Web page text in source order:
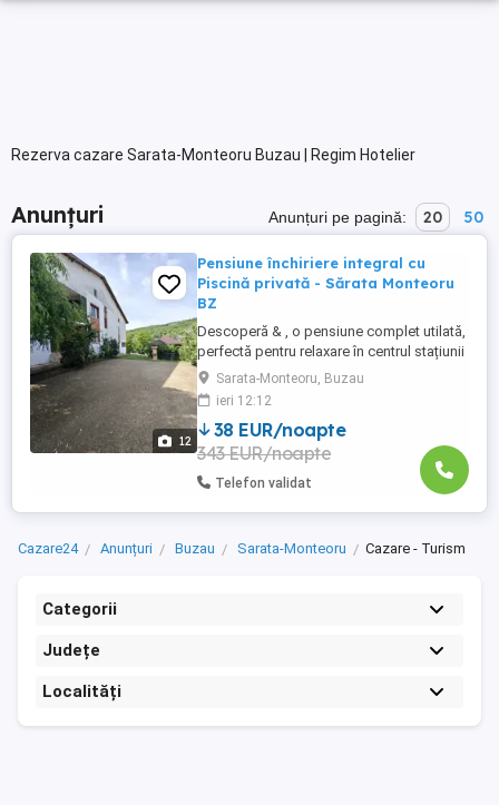
Rezerva cazare Sarata-Monteoru Buzau | Regim Hotelier
Anunțuri Anunțuri pe pagină: 20 50
12
Pensiune închiriere integral cu
Piscină privată - Sărata Monteoru
BZ
Descoperă & , o pensiune complet utilată,
perfectă pentru relaxare în centrul stațiunii
balneoclimaterice a , . Ideală pentru familii,
grupuri sau evenimente private poți
închiria camere individuale sau întreaga
locație (capacitate max. 20 pers). Bucură-
te de piscină privată cu apă sărată, foișor,
...
Sarata-Monteoru, Buzau
ieri 12:12
38 EUR/noapte
343 EUR/noapte
Telefon validat
Cazare24 Anunțuri Buzau Sarata-Monteoru Cazare - Turism
Categorii
Județe
Localități